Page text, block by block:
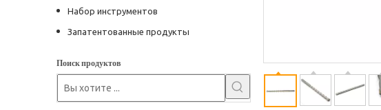
Набор инструментов
Запатентованные продукты
Поиск продуктов